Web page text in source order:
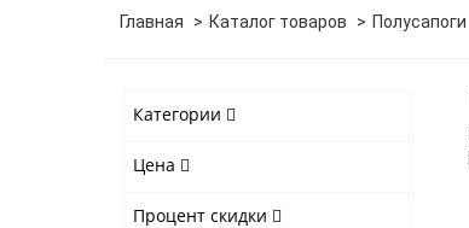
Главная Каталог товаров Полусапоги
Категории
Цена
Процент скидки